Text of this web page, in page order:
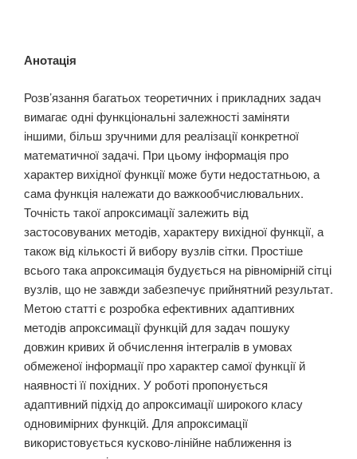
Анотація
Розв’язання багатьох теоретичних і прикладних задач
вимагає одні функціональні залежності заміняти
іншими, більш зручними для реалізації конкретної
математичної задачі. При цьому інформація про
характер вихідної функції може бути недостатньою, а
сама функція належати до важкообчислювальних.
Точність такої апроксимації залежить від
застосовуваних методів, характеру вихідної функції, а
також від кількості й вибору вузлів сітки. Простіше
всього така апроксимація будується на рівномірній сітці
вузлів, що не завжди забезпечує прийнятний результат.
Метою статті є розробка ефективних адаптивних
методів апроксимації функцій для задач пошуку
довжин кривих й обчислення інтегралів в умовах
обмеженої інформації про характер самої функції й
наявності її похідних. У роботі пропонується
адаптивний підхід до апроксимації широкого класу
одновимірних функцій. Для апроксимації
використовується кусково-лінійне наближення із